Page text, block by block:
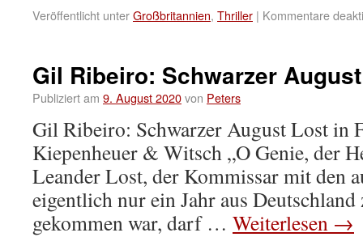
Veröffentlicht unterGroßbritannien, Thriller | Kommentare
Gil Ribeiro: Schwarzer August
Publiziert am 9. August 2020von Peters
Gil Ribeiro: Schwarzer August Lost in
Kiepenheuer & Witsch „O Genie, der
Leander Lost, der Kommissar mit den
eigentlich nur ein Jahr aus
gekommen war, darf … Weiterlesen →